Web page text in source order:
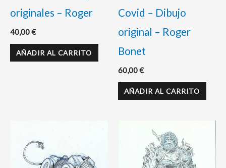
originales – Roger
40,00€
AÑADIR AL CARRITO
Covid – Dibujo
original – Roger
Bonet
60,00€
AÑADIR AL CARRITO